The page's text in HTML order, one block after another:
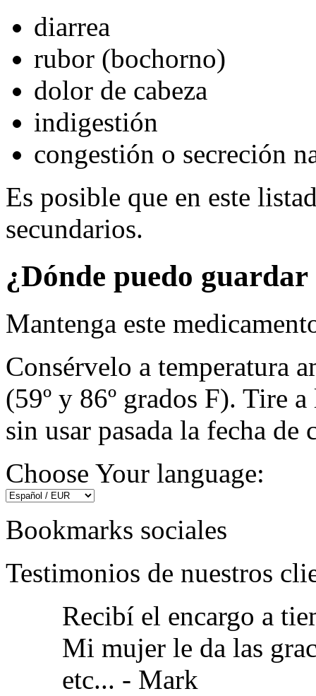
diarrea
rubor (bochorno)
dolor de cabeza
indigestión
congestión o secreción
Es posible que en este
secundarios.
¿Dónde puedo
Mantenga este
Consérvelo a temperatura
(59º y 86º grados F). Tire
sin usar pasada la fecha de
Choose Your language:
Bookmarks sociales
Testimonios de nuestros
Recibí el encargo a
Mi mujer le da las
etc... - Mark